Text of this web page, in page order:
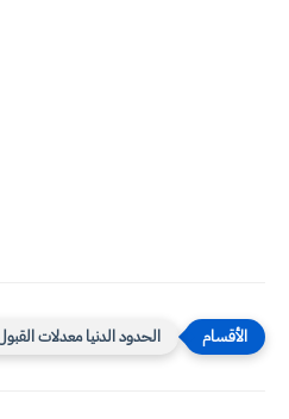
الحدود الدنيا معدلات